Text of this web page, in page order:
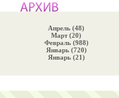
Апрель (48)
Март (20)
Февраль (988)
Январь (720)
Январь (21)